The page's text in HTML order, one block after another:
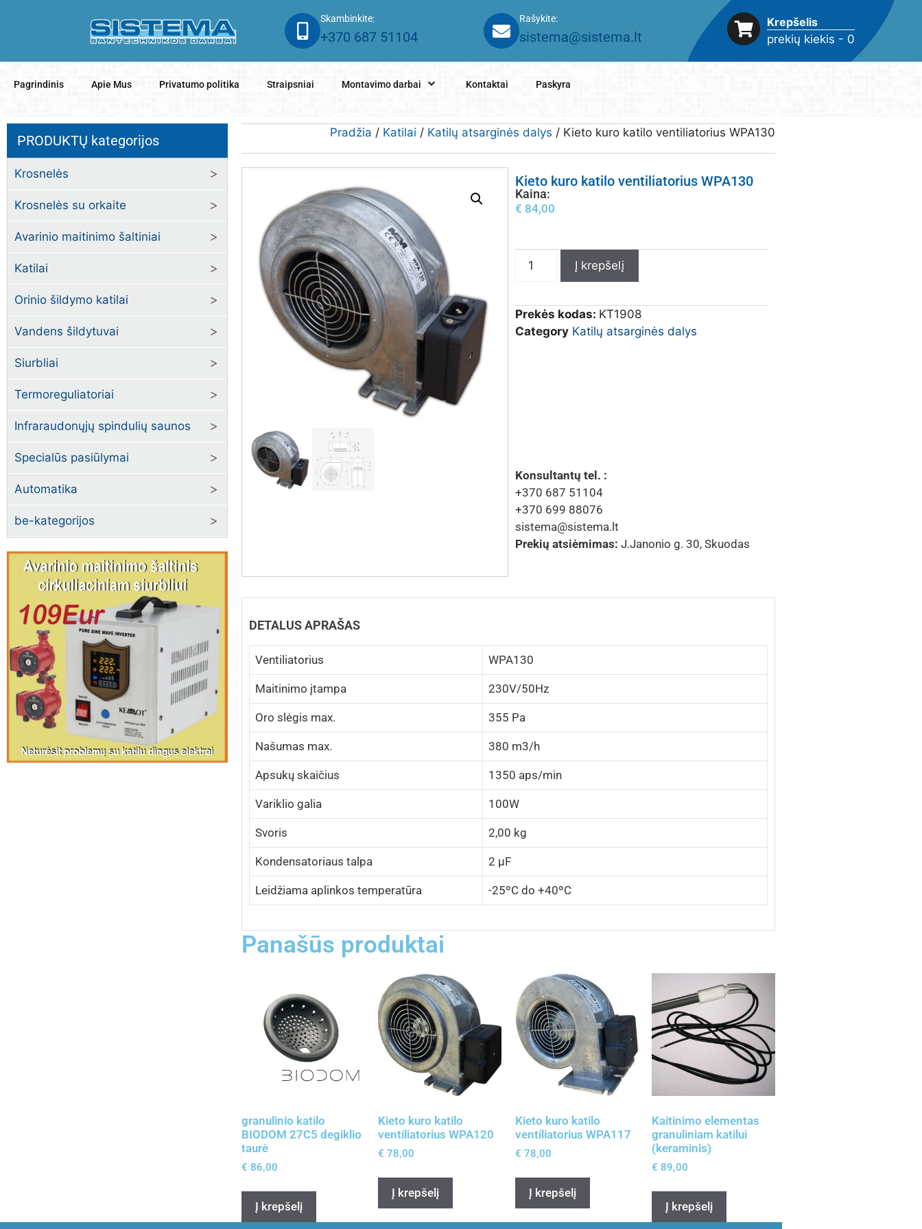
Skambinkite:
+370 687 51104
Rašykite:
sistema@sistema.lt
Krepšelis
prekių kiekis - 0
Pagrindinis Apie Mus Privatumo politika Straipsniai Montavimo darbai Kontaktai Paskyra
PRODUKTŲ kategorijos
Krosnelės
Krosnelės su orkaite
Avarinio maitinimo šaltiniai
Katilai
Orinio šildymo katilai
Vandens šildytuvai
Siurbliai
Termoreguliatoriai
Infraraudonųjų spindulių saunos
Specialūs pasiūlymai
Automatika
be-kategorijos
Pradžia / Katilai / Katilų atsarginės dalys / Kieto kuro katilo ventiliatorius WPA130
Kieto kuro katilo ventiliatorius WPA130
Kaina:
€ 84,00
Į krepšelį
Prekės kodas: KT1908
Category Katilų atsarginės dalys
Konsultantų tel. :
+370 687 51104
+370 699 88076
sistema@sistema.lt
Prekių atsiėmimas: J.Janonio g. 30, Skuodas
DETALUS APRAŠAS
Ventiliatorius WPA130
Maitinimo įtampa 230V/50Hz
Oro slėgis max. 355 Pa
Našumas max. 380 m3/h
Apsukų skaičius 1350 aps/min
Variklio galia 100W
Svoris 2,00 kg
Kondensatoriaus talpa 2 μF
Leidžiama aplinkos temperatūra -25ºC do +40ºC
Panašūs produktai
granulinio katilo
BIODOM 27C5 degiklio
taurė
€ 86,00
Į krepšelį
Kieto kuro katilo
ventiliatorius WPA120
€ 78,00
Į krepšelį
Kieto kuro katilo
ventiliatorius WPA117
€ 78,00
Į krepšelį
Kaitinimo elementas
granuliniam katilui
(keraminis)
€ 89,00
Į krepšelį